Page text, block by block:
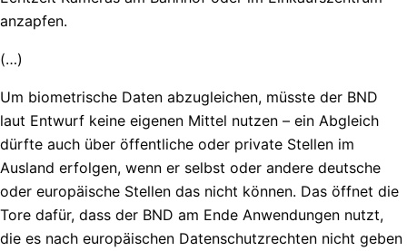
anzapfen.
(…)
Um biometrische Daten abzugleichen, müsste der BND
laut Entwurf keine eigenen Mittel nutzen – ein Abgleich
dürfte auch über öffentliche oder private Stellen im
Ausland erfolgen, wenn er selbst oder andere deutsche
oder europäische Stellen das nicht können. Das öffnet die
Tore dafür, dass der BND am Ende Anwendungen nutzt,
die es nach europäischen Datenschutzrechten nicht geben